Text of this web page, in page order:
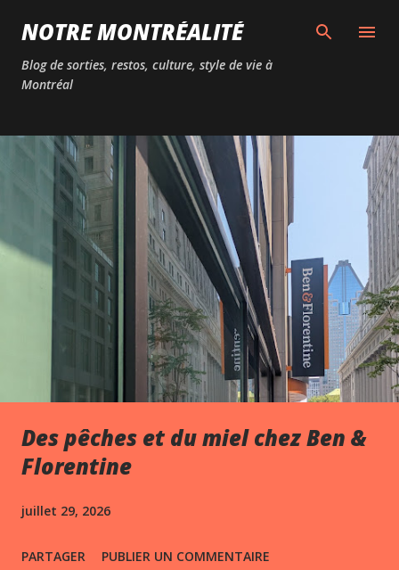
Passer au contenu principal
NOTRE MONTRÉALITÉ
Blog de sorties, restos, culture, style de vie à
Montréal
Des pêches et du miel chez Ben &
Florentine
juillet 29, 2026
PARTAGER PUBLIER UN COMMENTAIRE